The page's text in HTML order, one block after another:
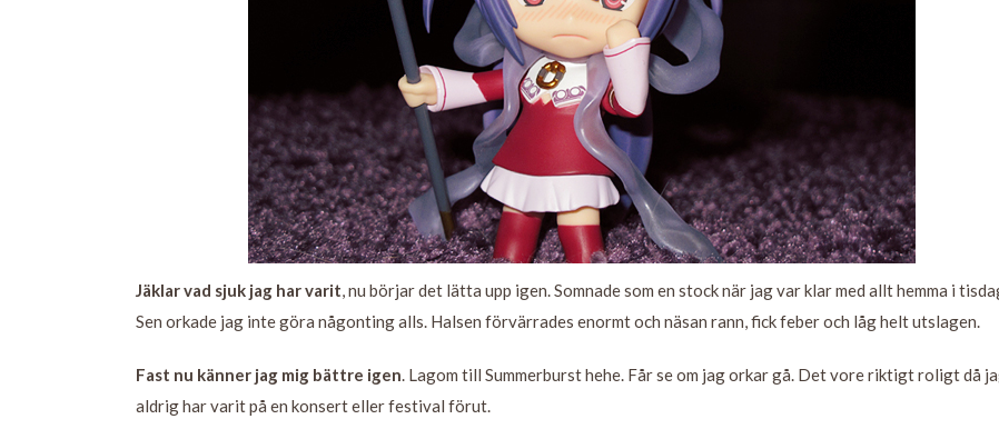
Jäklar vad sjuk jag har varit, nu börjar det lätta upp igen. Somnade som en stock när jag var klar med allt hemma i
Sen orkade jag inte göra någonting alls. Halsen förvärrades enormt och näsan rann, fick feber och låg helt utslagen.
Fast nu känner jag mig bättre igen. Lagom till Summerburst hehe. Får se om jag orkar gå. Det vore riktigt roligt då
aldrig har varit på en konsert eller festival förut.